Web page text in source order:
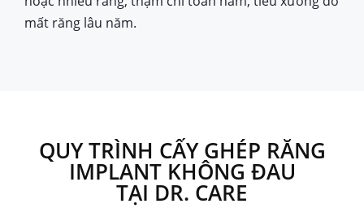
mất răng lâu năm.
QUY TRÌNH CẤY GHÉP RĂNG
IMPLANT KHÔNG ĐAU
TẠI DR. CARE